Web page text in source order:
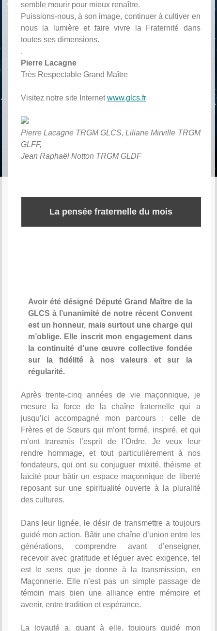
semble mourir pour mieux renaître.
Puissions-nous, à son image, continuer à cultiver en
nous la lumière et faire vivre la Fraternité dans
toutes ses dimensions.
.
Pierre Lacagne
Très Respectable Grand Maître
Visitez notre site Internetwww.glcs.fr
Pierre Lacagne TRGM GLCS, Liliane Mirville TRGM
GLFF,
Jean Raphaël Notton TRGM GLDF
La pensée fraternelle du mois
Avoir été désigné Député Grand Maître de la
GLCS à l’unanimité de notre récent Convent
est un honneur, mais surtout une charge qui
m’oblige. Elle inscrit mon engagement dans
la continuité d’une œuvre collective fondée
sur la fidélité à nos valeurs et sur la
régularité.
Après trente-cinq années de vie maçonnique, je
mesure la force de la chaîne fraternelle qui a
jusqu’ici accompagné mon parcours : celle de
Frères et de Sœurs qui m’ont formé, inspiré, et qui
m’ont transmis l’esprit de l’Ordre. Je veux leur
rendre hommage, et tout particulièrement à nos
fondateurs, qui ont su conjuguer mixité, théisme et
laïcité pour bâtir un espace maçonnique de liberté
reposant sur une spiritualité ouverte à la pluralité
des cultures.
Dans leur lignée, le désir de transmettre a toujours
guidé mon action. Bâtir une chaîne d’union entre les
générations, comprendre avant d’enseigner,
recevoir avec gratitude et léguer avec exigence, tel
est le sens que je donne à la transmission, en
Maçonnerie. Elle n’est pas un simple passage de
témoin mais bien une alliance entre mémoire et
avenir, entre tradition et espérance.
La loyauté a, quant à elle, toujours guidé mon